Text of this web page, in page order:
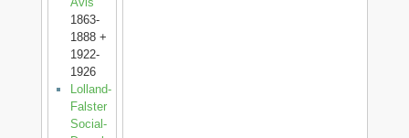
1863-
1888 +
1922-
1926
Lolland-
Falster
Social-